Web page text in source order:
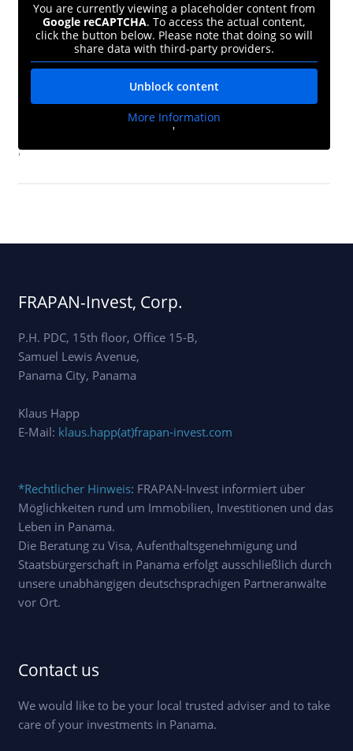
You are currently viewing a placeholder content from
Google reCAPTCHA. To access the actual content,
click the button below. Please note that doing so will
share data with third-party providers.
Unblock content
More Information
'
'
FRAPAN-Invest, Corp.
P.H. PDC, 15th floor, Office 15-B,
Samuel Lewis Avenue,
Panama City, Panama
Klaus Happ
E-Mail: klaus.happ(at)frapan-invest.com
*Rechtlicher Hinweis: FRAPAN-Invest informiert über
Möglichkeiten rund um Immobilien, Investitionen und das
Leben in Panama.
Die Beratung zu Visa, Aufenthaltsgenehmigung und
Staatsbürgerschaft in Panama erfolgt ausschließlich durch
unsere unabhängigen deutschsprachigen Partneranwälte
vor Ort.
Contact us
We would like to be your local trusted adviser and to take
care of your investments in Panama.